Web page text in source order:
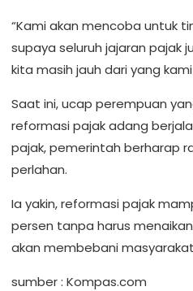
“Kami akan mencoba untuk
supaya seluruh jajaran pajak
kita masih jauh dari yang kami
Saat ini, ucap perempuan
reformasi pajak adang
pajak, pemerintah berharap
perlahan.
Ia yakin, reformasi pajak
persen tanpa harus
akan membebani
sumber : Kompas.com